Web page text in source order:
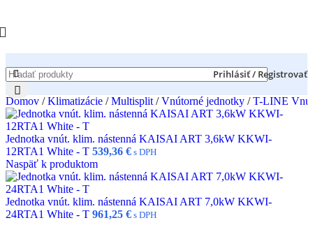
Prihlásiť / Registrovať
Domov / Klimatizácie / Multisplit / Vnútorné jednotky / T-LINE
Jednotka vnút. klim. nástenná KAISAI ART 3,6kW KKWI-
12RTA1 White - T 539,36 € s DPH
Naspäť k produktom
Jednotka vnút. klim. nástenná KAISAI ART 7,0kW KKWI-
24RTA1 White - T 961,25 € s DPH